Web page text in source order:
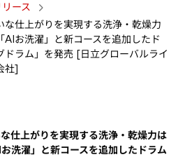
検索
ース
な仕上がりを実現する洗浄・乾燥力
お洗濯」と新コースを追加したド
ドラム」を発売 [日立グローバルライ
社]
仕上がりを実現する洗浄・乾燥力は
洗濯」と新コースを追加したドラム